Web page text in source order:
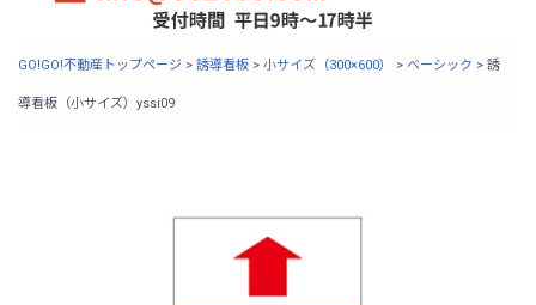
GO!GO!不動産トップページ > 誘導看板 > 小サイズ（300×600） > ベーシック > 誘
導看板（小サイズ）yssi09